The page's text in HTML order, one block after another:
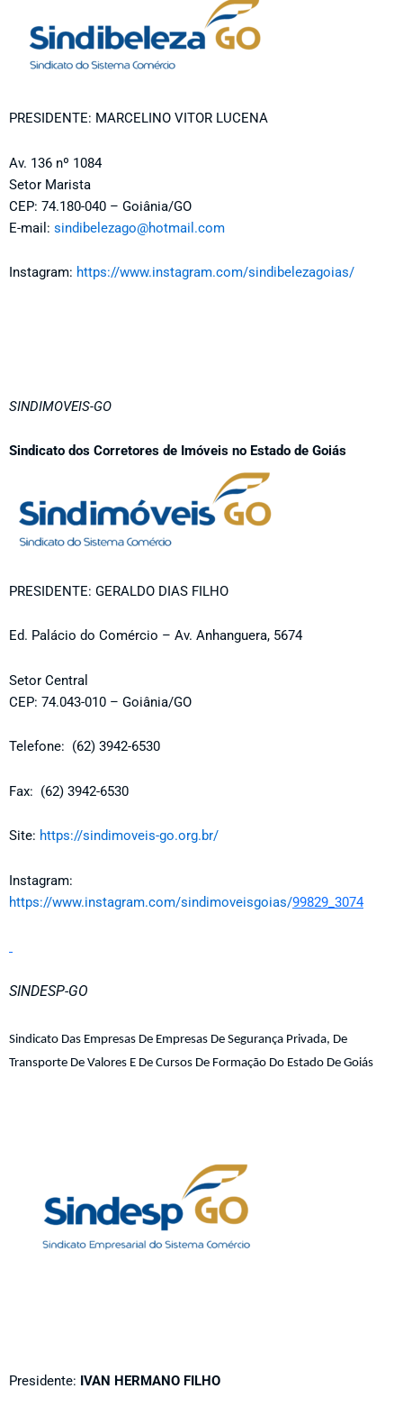
PRESIDENTE: MARCELINO VITOR LUCENA
Av. 136 nº 1084
Setor Marista
CEP: 74.180-040 – Goiânia/GO
E-mail: sindibelezago@hotmail.com
Instagram: https://www.instagram.com/sindibelezagoias/
SINDIMOVEIS-GO
Sindicato dos Corretores de Imóveis no Estado de Goiás
PRESIDENTE: GERALDO DIAS FILHO
Ed. Palácio do Comércio – Av. Anhanguera, 5674
Setor Central
CEP: 74.043-010 – Goiânia/GO
Telefone: (62) 3942-6530
Fax: (62) 3942-6530
Site: https://sindimoveis-go.org.br/
Instagram:
https://www.instagram.com/sindimoveisgoias/99829_3074
SINDESP-GO
Sindicato Das Empresas De Empresas De Segurança Privada, De
Transporte De Valores E De Cursos De Formação Do Estado De Goiás
Presidente: IVAN HERMANO FILHO